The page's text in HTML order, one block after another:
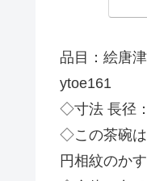
品目：絵唐
ytoe161
◇寸法 長径
◇この茶碗は
円相紋のか